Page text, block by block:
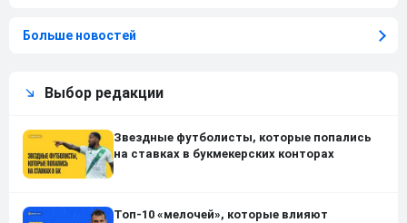
Больше новостей
Выбор редакции
Звездные футболисты, которые попались
на ставках в букмекерских конторах
Топ-10 «мелочей», которые влияют